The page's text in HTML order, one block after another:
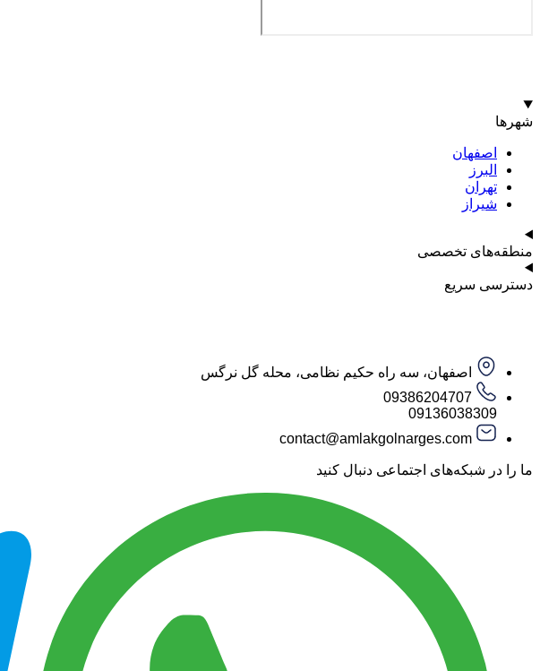
شهرها
اصفهان
البرز
تهران
شیراز
منطقه‌های تخصصی
دسترسی سریع
اصفهان، سه راه حکیم نظامی، محله گل نرگس
09386204707
09136038309
contact@amlakgolnarges.com
ما را در شبکه‌های اجتماعی دنبال کنید